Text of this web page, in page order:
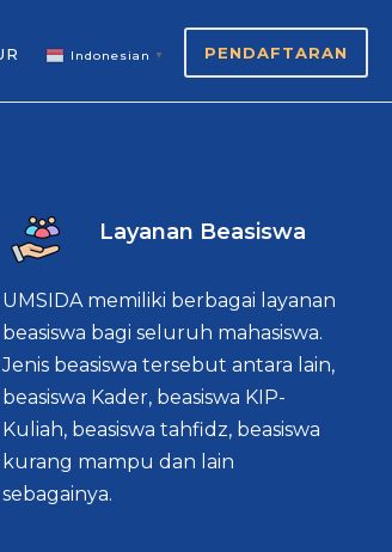
Indonesian ▼ PENDAFTARAN
Layanan Beasiswa
UMSIDA memiliki berbagai layanan
beasiswa bagi seluruh mahasiswa.
Jenis beasiswa tersebut antara lain,
beasiswa Kader, beasiswa KIP-
Kuliah, beasiswa tahfidz, beasiswa
kurang mampu dan lain
sebagainya.